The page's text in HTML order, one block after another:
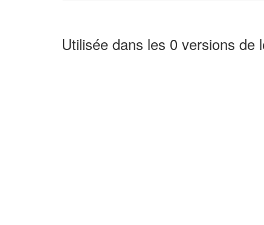
Utilisée dans les 0 versions de